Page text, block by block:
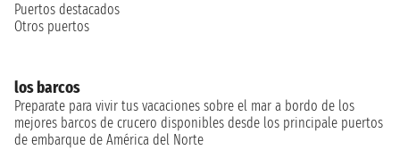
Puertos destacados
Otros puertos
los barcos
Preparate para vivir tus vacaciones sobre el mar a bordo de los
mejores barcos de crucero disponibles desde los principale puertos
de embarque de América del Norte